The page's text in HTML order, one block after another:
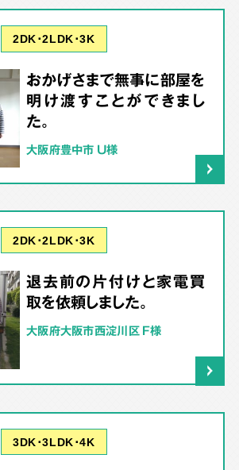
2DK･2LDK･3K
おかげさまで無事に部屋を
明け渡すことができまし
た。
大阪府豊中市 U様
2DK･2LDK･3K
退去前の片付けと家電買
取を依頼しました。
大阪府大阪市西淀川区 F様
3DK･3LDK･4K